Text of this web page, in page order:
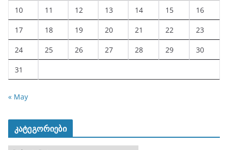
10 11 12 13 14 15 16
17 18 19 20 21 22 23
24 25 26 27 28 29 30
31
« May
კატეგორიები